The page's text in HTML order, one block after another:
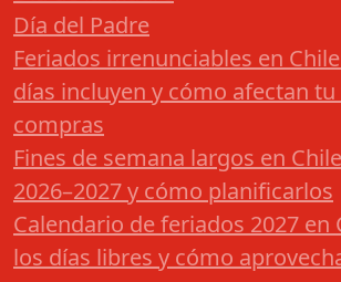
Día del Padre
Feriados irrenunciables en
días incluyen y cómo afectan
compras
Fines de semana largos en
2026–2027 y cómo planificarlos
Calendario de feriados 2027 en
los días libres y cómo